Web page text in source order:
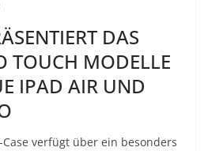
DAS
TOUCH MODELLE
IPAD AIR UND
verfügt über ein besonders